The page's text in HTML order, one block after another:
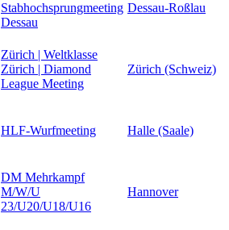
Stabhochsprungmeeting
Dessau
Dessau-Roßlau
Zürich | Weltklasse
Zürich | Diamond
League Meeting
Zürich (Schweiz)
HLF-Wurfmeeting Halle (Saale)
DM Mehrkampf
M/W/U
23/U20/U18/U16
Hannover